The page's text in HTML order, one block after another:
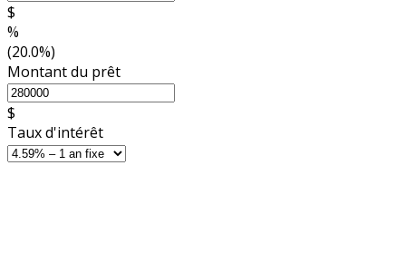
$
%
(20.0%)
Montant du prêt
$
Taux d'intérêt